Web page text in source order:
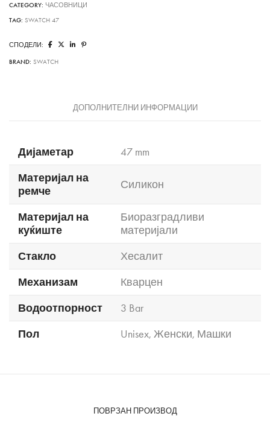
CATEGORY: ЧАСОВНИЦИ
TAG: SWATCH 47
СПОДЕЛИ:
BRAND: SWATCH
ДОПОЛНИТЕЛНИ ИНФОРМАЦИИ
Дијаметар
47 mm
Материјал на
ремче
Силикон
Материјал на
куќиште
Биоразградливи
материјали
Стакло
Хесалит
Механизам
Кварцен
Водоотпорност
3 Bar
Пол
Unisex, Женски, Машки
ПОВРЗАН ПРОИЗВОД